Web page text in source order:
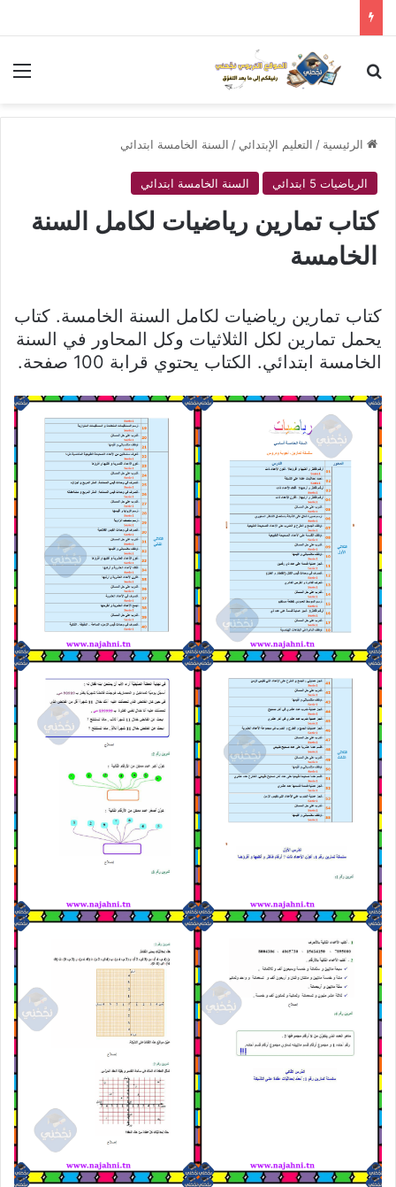
بحث عن
الرئيسية / التعليم الإبتدائي / السنة الخامسة ابتدائي
الرياضيات 5 ابتدائي السنة الخامسة ابتدائي
كتاب تمارين رياضيات لكامل السنة
الخامسة
كتاب تمارين رياضيات لكامل السنة الخامسة. كتاب
يحمل تمارين لكل الثلاثيات وكل المحاور في السنة
الخامسة ابتدائي. الكتاب يحتوي قرابة 100 صفحة.